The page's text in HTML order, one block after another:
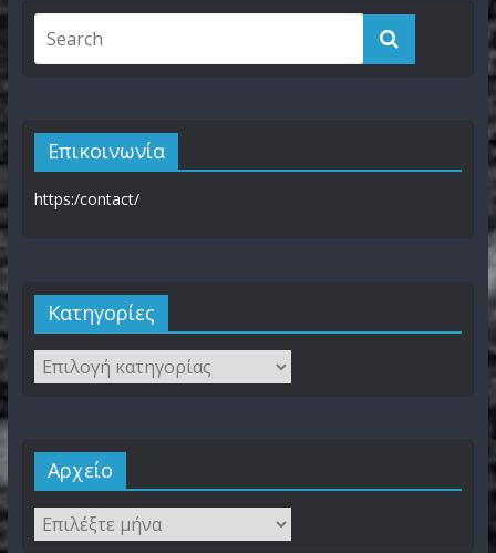
Επικοινωνία
https:/contact/
Kατηγορίες
Αρχείο